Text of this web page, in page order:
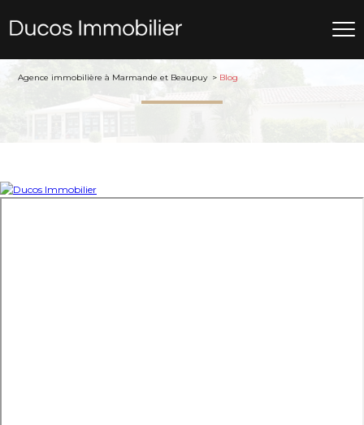
Agence immobilière à Marmande et Beaupuy Blog